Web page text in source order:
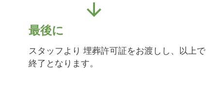
最後に
スタッフより 埋葬許可証をお渡しし、以上で
終了となります。